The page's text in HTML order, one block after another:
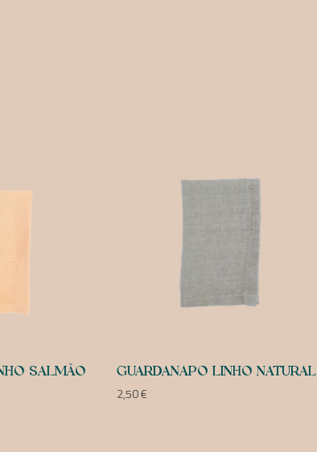
SALMÃO GUARDANAPO LINHO NATURAL
2,50€